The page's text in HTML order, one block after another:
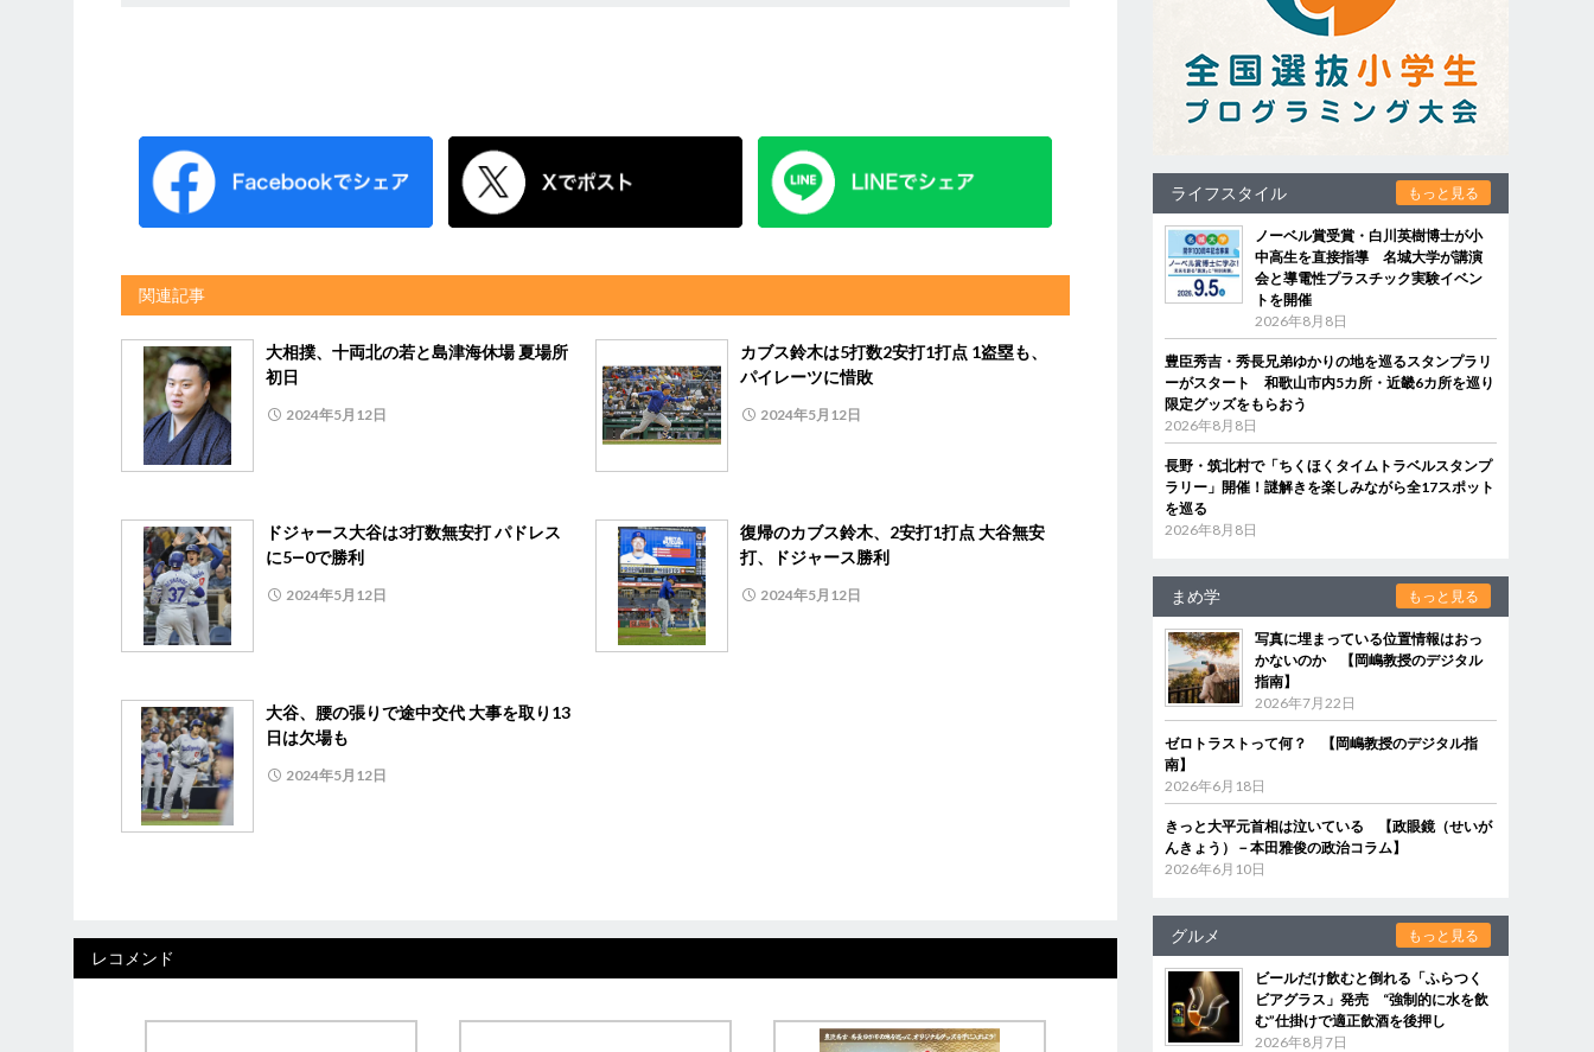
関連記事
大相撲、十両北の若と島津海休場 夏場所
初日
2024年5月12日
カブス鈴木は5打数2安打1打点 1盗塁も、
パイレーツに惜敗
2024年5月12日
ドジャース大谷は3打数無安打 パドレス
に5―0で勝利
2024年5月12日
復帰のカブス鈴木、2安打1打点 大谷無安
打、ドジャース勝利
2024年5月12日
大谷、腰の張りで途中交代 大事を取り13
日は欠場も
2024年5月12日
レコメンド
ライフスタイル もっと見る
ノーベル賞受賞・白川英樹博士が小
中高生を直接指導 名城大学が講演
会と導電性プラスチック実験イベン
トを開催
2026年8月8日
豊臣秀吉・秀長兄弟ゆかりの地を巡るスタンプラリ
ーがスタート 和歌山市内5カ所・近畿6カ所を巡り
限定グッズをもらおう
2026年8月8日
長野・筑北村で「ちくほくタイムトラベルスタンプ
ラリー」開催！謎解きを楽しみながら全17スポット
を巡る
2026年8月8日
まめ学 もっと見る
写真に埋まっている位置情報はおっ
かないのか 【岡嶋教授のデジタル
指南】
2026年7月22日
ゼロトラストって何？ 【岡嶋教授のデジタル指
南】
2026年6月18日
きっと大平元首相は泣いている 【政眼鏡（せいが
んきょう）－本田雅俊の政治コラム】
2026年6月10日
グルメ もっと見る
ビールだけ飲むと倒れる「ふらつく
ビアグラス」発売 “強制的に水を飲
む”仕掛けで適正飲酒を後押し
2026年8月7日